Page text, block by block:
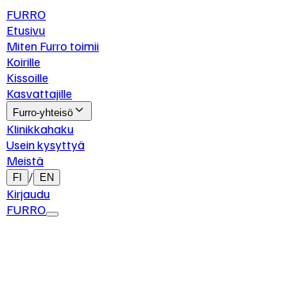
FURRO
Etusivu
Miten Furro toimii
Koirille
Kissoille
Kasvattajille
Furro-yhteisö
Klinikkahaku
Usein kysyttyä
Meistä
FI / EN
Kirjaudu
FURRO